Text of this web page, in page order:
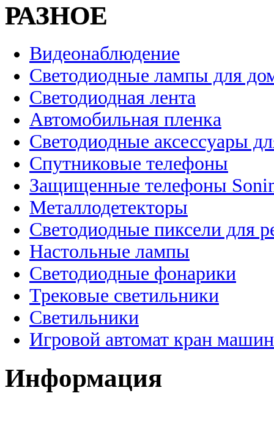
РАЗНОЕ
Видеонаблюдение
Светодиодные лампы для
Светодиодная лента
Автомобильная пленка
Светодиодные аксессуары
Спутниковые телефоны
Защищенные телефоны
Металлодетекторы
Светодиодные пиксели для
Настольные лампы
Светодиодные фонарики
Трековые светильники
Светильники
Игровой автомат кран
Информация